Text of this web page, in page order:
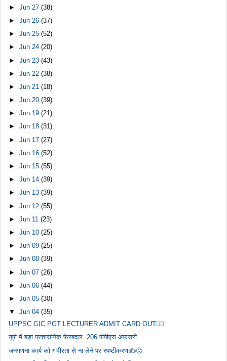
►Jun 27(38)
►Jun 26(37)
►Jun 25(52)
►Jun 24(20)
►Jun 23(43)
►Jun 22(38)
►Jun 21(18)
►Jun 20(39)
►Jun 19(21)
►Jun 18(31)
►Jun 17(27)
►Jun 16(52)
►Jun 15(55)
►Jun 14(39)
►Jun 13(39)
►Jun 12(55)
►Jun 11(23)
►Jun 10(25)
►Jun 09(25)
►Jun 08(39)
►Jun 07(26)
►Jun 06(44)
►Jun 05(30)
▼Jun 04(35)
UPPSC GIC PGT LECTURER ADMIT CARD OUT👇🏻
यूपी में बड़ा प्रशासनिक फेरबदल: 206 पीपीएस अफसरों ...
जनगणना कार्य को गंभीरता से ना लेने पर स्पष्टीकरण✍️🙁